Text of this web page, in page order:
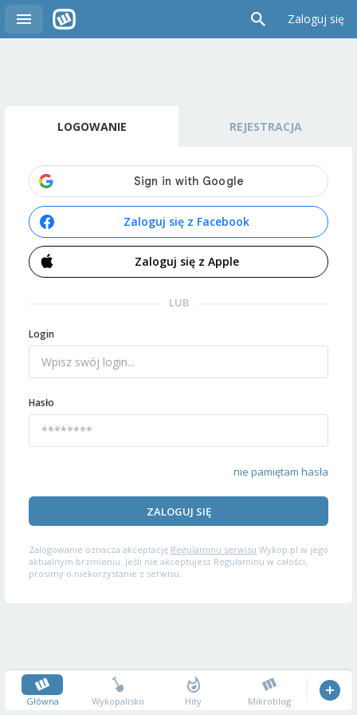
Zaloguj się
LOGOWANIE REJESTRACJA
Zaloguj się z Facebook
Zaloguj się z Apple
LUB
Login
Hasło
nie pamiętam hasła
ZALOGUJ SIĘ
Zalogowanie oznacza akceptację Regulaminu serwisu Wykop.pl w jego
aktualnym brzmieniu. Jeśli nie akceptujesz Regulaminu w całości,
prosimy o niekorzystanie z serwisu.
Główna Wykopalisko Hity Mikroblog